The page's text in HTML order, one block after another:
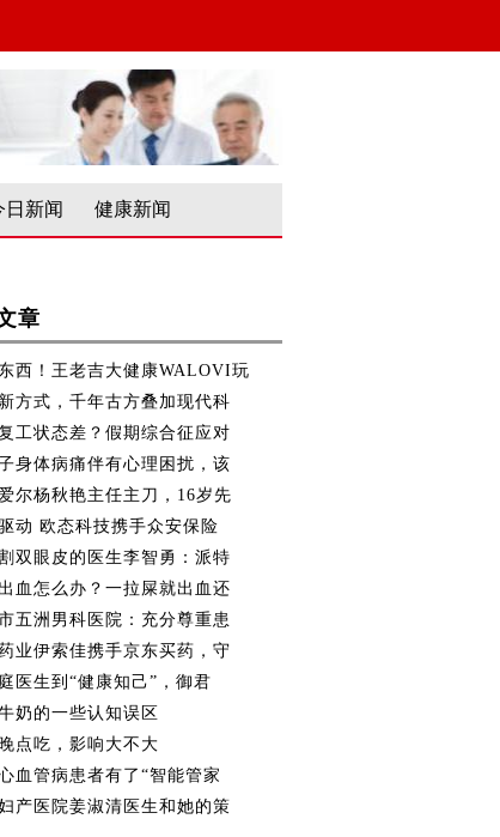
日新闻 健康新闻
章
西！王老吉大健康WALOVI玩
方式，千年古方叠加现代科
工状态差？假期综合征应对
身体病痛伴有心理困扰，该
尔杨秋艳主任主刀，16岁先
动 欧态科技携手众安保险
双眼皮的医生李智勇：派特
血怎么办？一拉屎就出血还
五洲男科医院：充分尊重患
业伊索佳携手京东买药，守
医生到“健康知己”，御君
奶的一些认知误区
点吃，影响大不大
血管病患者有了“智能管家
产医院姜淑清医生和她的策